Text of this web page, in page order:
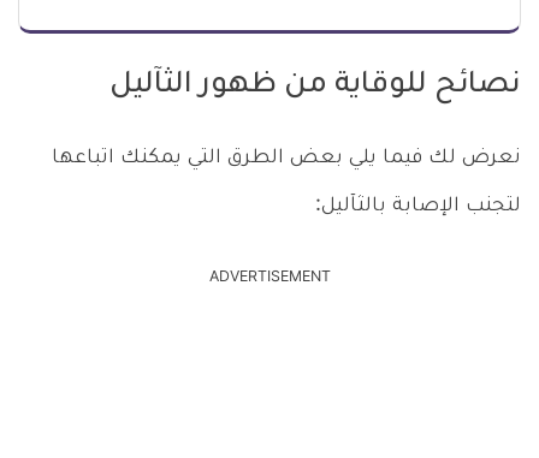
نصائح للوقاية من ظهور الثآليل
نعرض لك فيما يلي بعض الطرق التي يمكنك اتباعها
لتجنب الإصابة بالثآليل:
ADVERTISEMENT